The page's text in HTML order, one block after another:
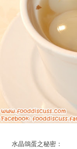
水晶鴿蛋之秘密：